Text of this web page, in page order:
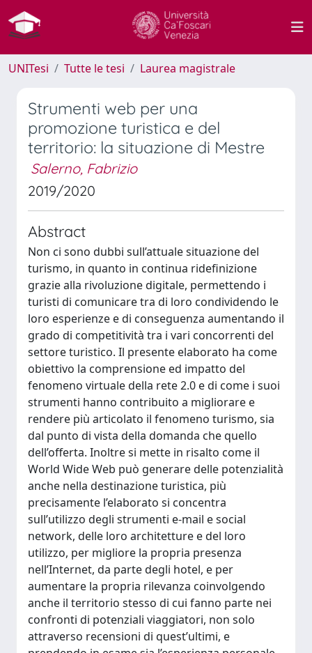
UNITesi Tutte le tesi Laurea magistrale
Strumenti web per una
promozione turistica e del
territorio: la situazione di Mestre
Salerno, Fabrizio
2019/2020
Abstract
Non ci sono dubbi sull’attuale situazione del
turismo, in quanto in continua ridefinizione
grazie alla rivoluzione digitale, permettendo i
turisti di comunicare tra di loro condividendo le
loro esperienze e di conseguenza aumentando il
grado di competitività tra i vari concorrenti del
settore turistico. Il presente elaborato ha come
obiettivo la comprensione ed impatto del
fenomeno virtuale della rete 2.0 e di come i suoi
strumenti hanno contribuito a migliorare e
rendere più articolato il fenomeno turismo, sia
dal punto di vista della domanda che quello
dell’offerta. Inoltre si mette in risalto come il
World Wide Web può generare delle potenzialità
anche nella destinazione turistica, più
precisamente l’elaborato si concentra
sull’utilizzo degli strumenti e-mail e social
network, delle loro architetture e del loro
utilizzo, per migliore la propria presenza
nell’Internet, da parte degli hotel, e per
aumentare la propria rilevanza coinvolgendo
anche il territorio stesso di cui fanno parte nei
confronti di potenziali viaggiatori, non solo
attraverso recensioni di quest’ultimi, e